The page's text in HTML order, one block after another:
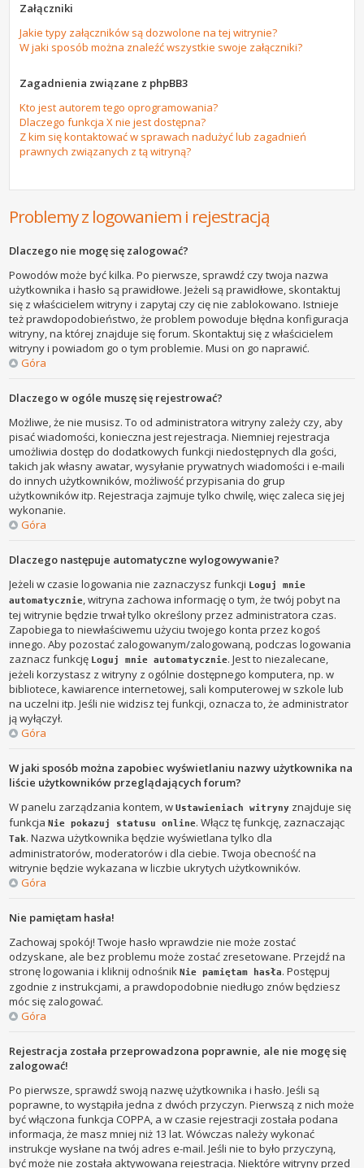
Załączniki
Jakie typy załączników są dozwolone na tej witrynie?
W jaki sposób można znaleźć wszystkie swoje załączniki?
Zagadnienia związane z phpBB3
Kto jest autorem tego oprogramowania?
Dlaczego funkcja X nie jest dostępna?
Z kim się kontaktować w sprawach nadużyć lub zagadnień
prawnych związanych z tą witryną?
Problemy z logowaniem i rejestracją
Dlaczego nie mogę się zalogować?
Powodów może być kilka. Po pierwsze, sprawdź czy twoja nazwa
użytkownika i hasło są prawidłowe. Jeżeli są prawidłowe, skontaktuj
się z właścicielem witryny i zapytaj czy cię nie zablokowano. Istnieje
też prawdopodobieństwo, że problem powoduje błędna konfiguracja
witryny, na której znajduje się forum. Skontaktuj się z właścicielem
witryny i powiadom go o tym problemie. Musi on go naprawić.
Góra
Dlaczego w ogóle muszę się rejestrować?
Możliwe, że nie musisz. To od administratora witryny zależy czy, aby
pisać wiadomości, konieczna jest rejestracja. Niemniej rejestracja
umożliwia dostęp do dodatkowych funkcji niedostępnych dla gości,
takich jak własny awatar, wysyłanie prywatnych wiadomości i e-maili
do innych użytkowników, możliwość przypisania do grup
użytkowników itp. Rejestracja zajmuje tylko chwilę, więc zaleca się jej
wykonanie.
Góra
Dlaczego następuje automatyczne wylogowywanie?
Jeżeli w czasie logowania nie zaznaczysz funkcji Loguj mnie
automatycznie, witryna zachowa informację o tym, że twój pobyt na
tej witrynie będzie trwał tylko określony przez administratora czas.
Zapobiega to niewłaściwemu użyciu twojego konta przez kogoś
innego. Aby pozostać zalogowanym/zalogowaną, podczas logowania
zaznacz funkcję Loguj mnie automatycznie. Jest to niezalecane,
jeżeli korzystasz z witryny z ogólnie dostępnego komputera, np. w
bibliotece, kawiarence internetowej, sali komputerowej w szkole lub
na uczelni itp. Jeśli nie widzisz tej funkcji, oznacza to, że administrator
ją wyłączył.
Góra
W jaki sposób można zapobiec wyświetlaniu nazwy użytkownika na
liście użytkowników przeglądających forum?
W panelu zarządzania kontem, wUstawieniach witryny znajduje się
funkcjaNie pokazuj statusu online. Włącz tę funkcję, zaznaczając
Tak. Nazwa użytkownika będzie wyświetlana tylko dla
administratorów, moderatorów i dla ciebie. Twoja obecność na
witrynie będzie wykazana w liczbie ukrytych użytkowników.
Góra
Nie pamiętam hasła!
Zachowaj spokój! Twoje hasło wprawdzie nie może zostać
odzyskane, ale bez problemu może zostać zresetowane. Przejdź na
stronę logowania i kliknij odnośnikNie pamiętam hasła. Postępuj
zgodnie z instrukcjami, a prawdopodobnie niedługo znów będziesz
móc się zalogować.
Góra
Rejestracja została przeprowadzona poprawnie, ale nie mogę się
zalogować!
Po pierwsze, sprawdź swoją nazwę użytkownika i hasło. Jeśli są
poprawne, to wystąpiła jedna z dwóch przyczyn. Pierwszą z nich może
być włączona funkcja COPPA, a w czasie rejestracji została podana
informacja, że masz mniej niż 13 lat. Wówczas należy wykonać
instrukcje wysłane na twój adres e-mail. Jeśli nie to było przyczyną,
być może nie została aktywowana rejestracja. Niektóre witryny przed